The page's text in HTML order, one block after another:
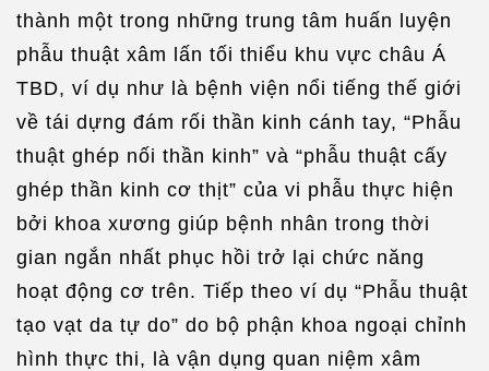
thành một trong những trung tâm huấn luyện
phẫu thuật xâm lấn tối thiểu khu vực châu Á
TBD, ví dụ như là bệnh viện nổi tiếng thế giới
về tái dựng đám rối thần kinh cánh tay, “Phẫu
thuật ghép nối thần kinh” và “phẫu thuật cấy
ghép thần kinh cơ thịt” của vi phẫu thực hiện
bởi khoa xương giúp bệnh nhân trong thời
gian ngắn nhất phục hồi trở lại chức năng
hoạt động cơ trên. Tiếp theo ví dụ “Phẫu thuật
tạo vạt da tự do” do bộ phận khoa ngoại chỉnh
hình thực thi, là vận dụng quan niệm xâm